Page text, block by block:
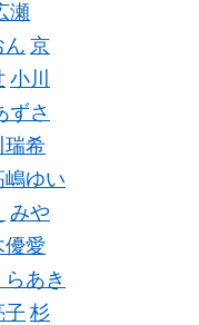
瀬
ん 京
小川
ずさ
瑞希
嶋ゆい
みや
優愛
らあき
子 杉